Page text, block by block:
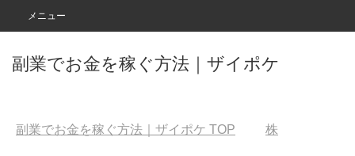
副業でお金を稼ぐ方法｜ザイポケ
メニュー
副業でお金を稼ぐ方法｜ザイポケ TOP 株